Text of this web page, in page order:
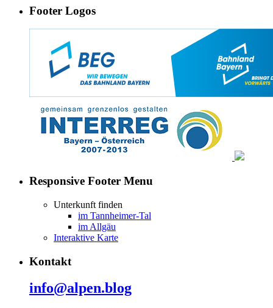
Footer Logos
Responsive Footer Menu
Unterkunft finden
im Tannheimer-Tal
im Allgäu
Interaktive Karte
Kontakt
info@alpen.blog